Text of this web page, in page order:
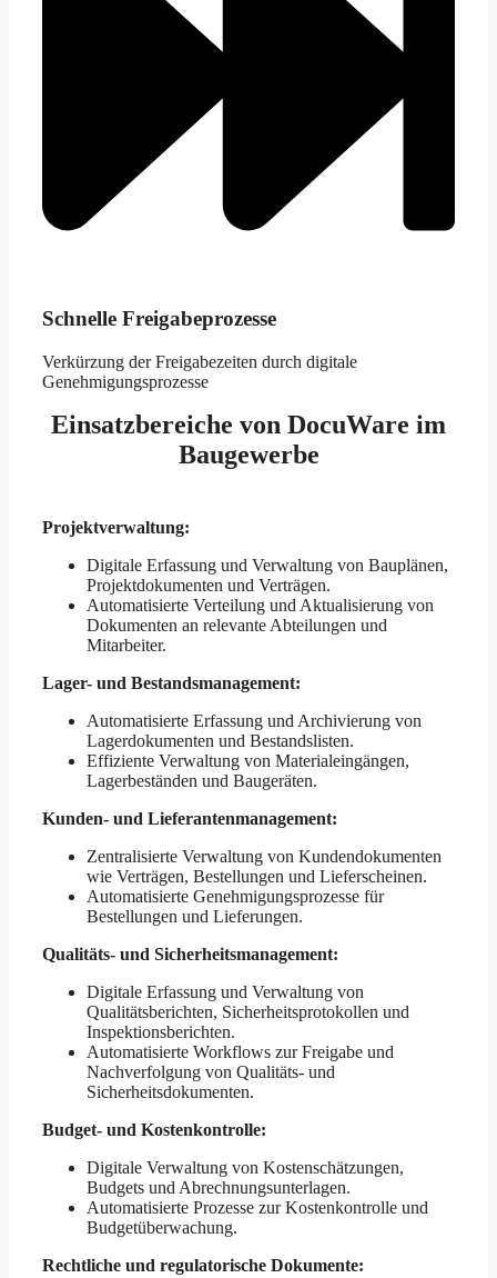
Schnelle Freigabeprozesse
Verkürzung der Freigabezeiten durch digitale
Genehmigungsprozesse
Einsatzbereiche von DocuWare im
Baugewerbe
Projektverwaltung:
Digitale Erfassung und Verwaltung von Bauplänen,
Projektdokumenten und Verträgen.
Automatisierte Verteilung und Aktualisierung von
Dokumenten an relevante Abteilungen und
Mitarbeiter.
Lager- und Bestandsmanagement:
Automatisierte Erfassung und Archivierung von
Lagerdokumenten und Bestandslisten.
Effiziente Verwaltung von Materialeingängen,
Lagerbeständen und Baugeräten.
Kunden- und Lieferantenmanagement:
Zentralisierte Verwaltung von Kundendokumenten
wie Verträgen, Bestellungen und Lieferscheinen.
Automatisierte Genehmigungsprozesse für
Bestellungen und Lieferungen.
Qualitäts- und Sicherheitsmanagement:
Digitale Erfassung und Verwaltung von
Qualitätsberichten, Sicherheitsprotokollen und
Inspektionsberichten.
Automatisierte Workflows zur Freigabe und
Nachverfolgung von Qualitäts- und
Sicherheitsdokumenten.
Budget- und Kostenkontrolle:
Digitale Verwaltung von Kostenschätzungen,
Budgets und Abrechnungsunterlagen.
Automatisierte Prozesse zur Kostenkontrolle und
Budgetüberwachung.
Rechtliche und regulatorische Dokumente: